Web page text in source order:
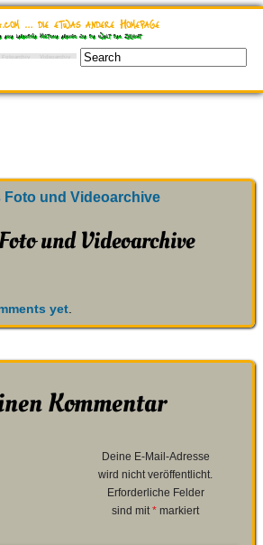
… die etwas andere Homepage
eine lebendige Historie ebenso wie die Welt der Zukunft
Foto und Videoarchive
und Videoarchive
yet.
Kommentar
Deine E-Mail-Adresse
wird nicht veröffentlicht.
Erforderliche Felder
sind mit* markiert